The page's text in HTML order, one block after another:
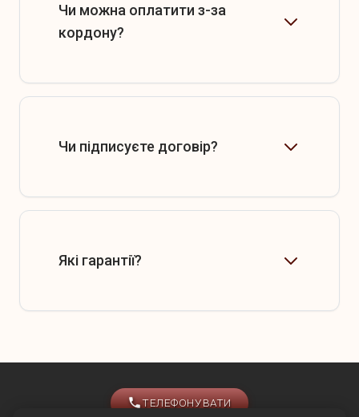
Чи можна оплатити з-за
кордону?
Чи підписуєте договір?
Які гарантії?
ТЕЛЕФОНУВАТИ